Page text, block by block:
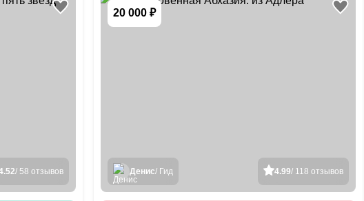
/ 58 отзывов
20 000 ₽
4.99/ 118 отзывов
Денис/ Гид